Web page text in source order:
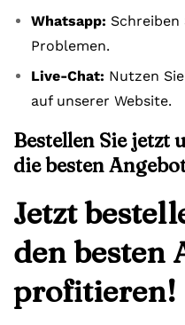
Whatsapp: Schreiben
Problemen.
Live-Chat: Nutzen
auf unserer Website.
Bestellen Sie jetzt
die besten
Jetzt
den besten
profitieren!